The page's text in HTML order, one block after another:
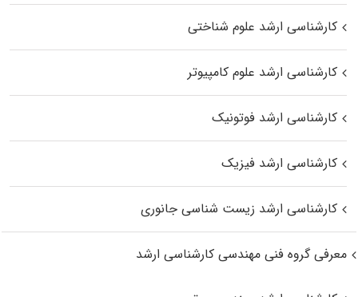
کارشناسی ارشد علوم شناختی
کارشناسی ارشد علوم کامپیوتر
کارشناسی ارشد فوتونیک
کارشناسی ارشد فیزیک
کارشناسی ارشد زیست‌ شناسی جانوری
معرفی گروه فنی مهندسی کارشناسی ارشد